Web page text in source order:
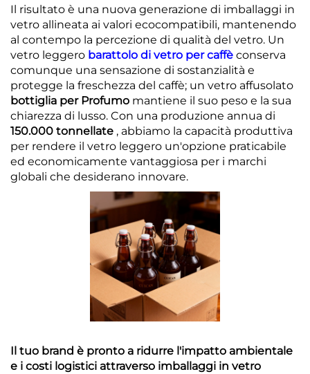
Il risultato è una nuova generazione di imballaggi in
vetro allineata ai valori ecocompatibili, mantenendo
al contempo la percezione di qualità del vetro. Un
vetro leggero barattolo di vetro per caffè conserva
comunque una sensazione di sostanzialità e
protegge la freschezza del caffè; un vetro affusolato
bottiglia per Profumo mantiene il suo peso e la sua
chiarezza di lusso. Con una produzione annua di
150.000 tonnellate , abbiamo la capacità produttiva
per rendere il vetro leggero un'opzione praticabile
ed economicamente vantaggiosa per i marchi
globali che desiderano innovare.
Il tuo brand è pronto a ridurre l'impatto ambientale
e i costi logistici attraverso imballaggi in vetro